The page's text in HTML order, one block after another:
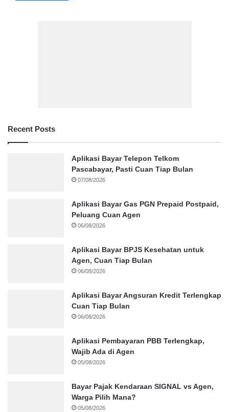
Recent Posts
Aplikasi Bayar Telepon Telkom
Pascabayar, Pasti Cuan Tiap Bulan
07/08/2026
Aplikasi Bayar Gas PGN Prepaid Postpaid,
Peluang Cuan Agen
06/08/2026
Aplikasi Bayar BPJS Kesehatan untuk
Agen, Cuan Tiap Bulan
06/08/2026
Aplikasi Bayar Angsuran Kredit Terlengkap
Cuan Tiap Bulan
06/08/2026
Aplikasi Pembayaran PBB Terlengkap,
Wajib Ada di Agen
05/08/2026
Bayar Pajak Kendaraan SIGNAL vs Agen,
Warga Pilih Mana?
05/08/2026